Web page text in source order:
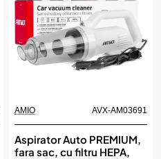
AMIO AVX-AM03691
Aspirator Auto PREMIUM,
fara sac, cu filtru HEPA,